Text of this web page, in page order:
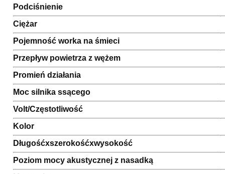
Podciśnienie
Ciężar
Pojemność worka na śmieci
Przepływ powietrza z wężem
Promień działania
Moc silnika ssącego
Volt/Częstotliwość
Kolor
Długośćxszerokośćxwysokość
Poziom mocy akustycznej z nasadką